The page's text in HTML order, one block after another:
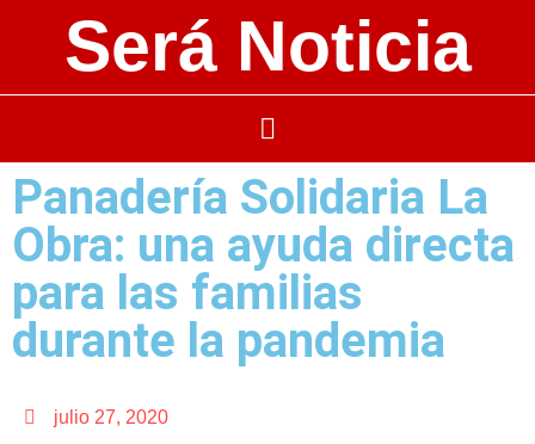
Será Noticia
Panadería Solidaria La
Obra: una ayuda directa
para las familias
durante la pandemia
julio 27, 2020